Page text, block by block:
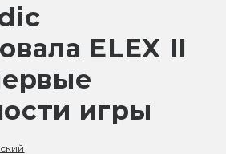
ELEX II
игры